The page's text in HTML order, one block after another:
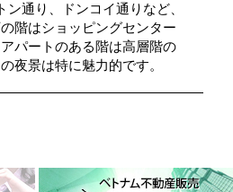
通り、ドンコイ通りなど、
階はショッピングセンター
パートのある階は高層階の
夜景は特に魅力的です。